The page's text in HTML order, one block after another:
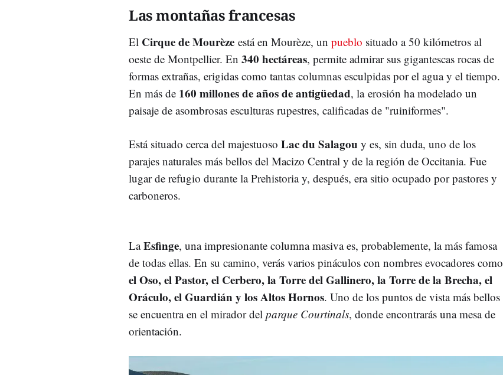
Las montañas francesas
El Cirque de Mourèze está en Mourèze, un pueblo situado a 50 kilómetros al
oeste de Montpellier. En 340 hectáreas, permite admirar sus gigantescas rocas de
formas extrañas, erigidas como tantas columnas esculpidas por el agua y el tiempo.
En más de 160 millones de años de antigüedad, la erosión ha modelado un
paisaje de asombrosas esculturas rupestres, calificadas de "ruiniformes".
Está situado cerca del majestuoso Lac du Salagou y es, sin duda, uno de los
parajes naturales más bellos del Macizo Central y de la región de Occitania. Fue
lugar de refugio durante la Prehistoria y, después, era sitio ocupado por pastores y
carboneros.
LaEsfinge, una impresionante columna masiva es, probablemente, la más famosa
de todas ellas. En su camino, verás varios pináculos con nombres evocadores como
el Oso, el Pastor, el Cerbero, la Torre del Gallinero, la Torre de la Brecha, el
Oráculo, el Guardián y los Altos Hornos. Uno de los puntos de vista más bellos
se encuentra en el mirador del parque Courtinals, donde encontrarás una mesa de
orientación.